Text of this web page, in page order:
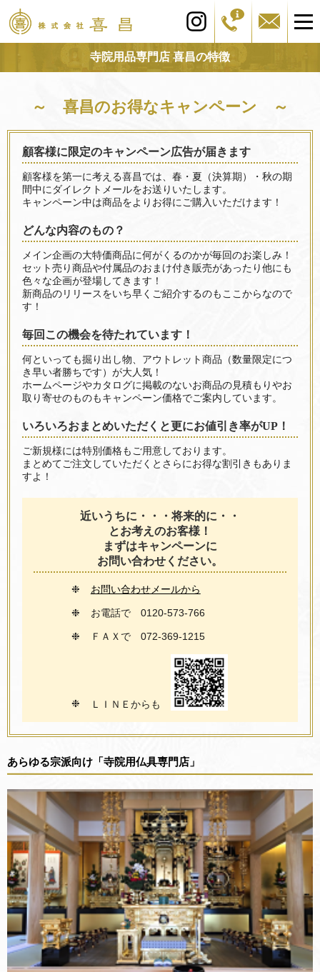
寺院用品専門店 喜昌の特徴
～ 喜昌のお得なキャンペーン ～
顧客様に限定のキャンペーン広告が届きます
顧客様を第一に考える喜昌では、春・夏（決算期）・秋の期
間中にダイレクトメールをお送りいたします。
キャンペーン中は商品をよりお得にご購入いただけます！
どんな内容のもの？
メイン企画の大特価商品に何がくるのかが毎回のお楽しみ！
セット売り商品や付属品のおまけ付き販売があったり他にも
色々な企画が登場してきます！
新商品のリリースをいち早くご紹介するのもここからなので
す！
毎回この機会を待たれています！
何といっても掘り出し物、アウトレット商品（数量限定につ
き早い者勝ちです）が大人気！
ホームページやカタログに掲載のないお商品の見積もりやお
取り寄せのものもキャンペーン価格でご案内しています。
いろいろおまとめいただくと更にお値引き率がUP！
ご新規様には特別価格もご用意しております。
まとめてご注文していただくとさらにお得な割引きもありま
すよ！
近いうちに・・・将来的に・・
とお考えのお客様！
まずはキャンペーンに
お問い合わせください。
❉ お問い合わせメールから
❉ お電話で 0120-573-766
❉ ＦＡＸで 072-369-1215
❉ ＬＩＮＥからも
あらゆる宗派向け「寺院用仏具専門店」